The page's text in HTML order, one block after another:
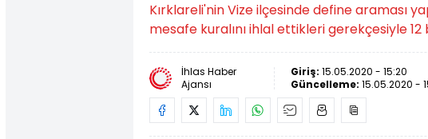
Kırklareli'nin Vize ilçesinde define araması
mesafe kuralını ihlal ettikleri gerekçesiyle 12
İhlas Haber
Ajansı
Giriş: 15.05.2020 - 15:20
Güncelleme: 15.05.2020 -